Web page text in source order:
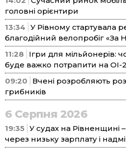
головні орієнтири
13:34 У Рівному стартувала
благодійний велопробіг «За
11:28
Ігри для мільйонерів:
буде важко потрапити на ОІ-
09:20
Вчені розробляють
грибників
6 Серпня 2026
19:35 У судах на Рівненщині
через низьку зарплату і